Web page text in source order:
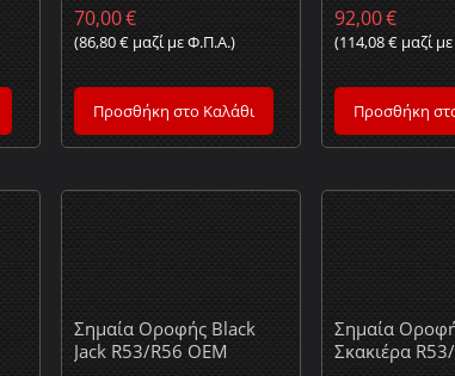
70,00€
(86,80€μαζί με Φ.Π.Α.)
Προσθήκη στο Καλάθι
92,00€
(114,08€μαζί
Προσθήκη
Σημαία Οροφής Black
Jack R53/R56 OEM
Σημαία
Σκακιέρα